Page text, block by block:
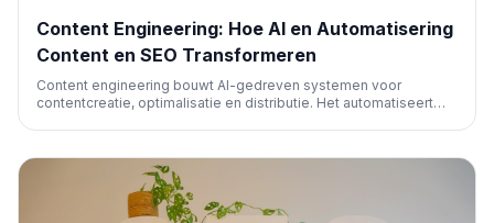
Content Engineering: Hoe AI en Automatisering
Content en SEO Transformeren
Content engineering bouwt AI-gedreven systemen voor
contentcreatie, optimalisatie en distributie. Het automatiseert
en hoe je het implementeert.